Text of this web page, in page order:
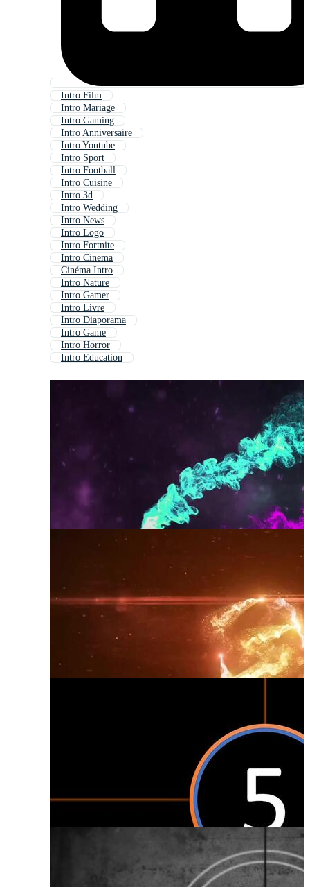
Intro Film
Intro Mariage
Intro Gaming
Intro Anniversaire
Intro Youtube
Intro Sport
Intro Football
Intro Cuisine
Intro 3d
Intro Wedding
Intro News
Intro Logo
Intro Fortnite
Intro Cinema
Cinéma Intro
Intro Nature
Intro Gamer
Intro Livre
Intro Diaporama
Intro Game
Intro Horror
Intro Education